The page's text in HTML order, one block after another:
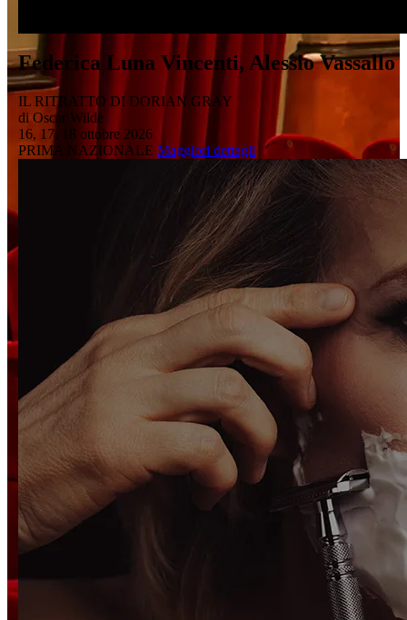
Federica Luna Vincenti, Alessio Vassallo
IL RITRATTO DI DORIAN GRAY
di Oscar Wilde
16, 17, 18 ottobre 2026
PRIMA NAZIONALE Maggiori dettagli